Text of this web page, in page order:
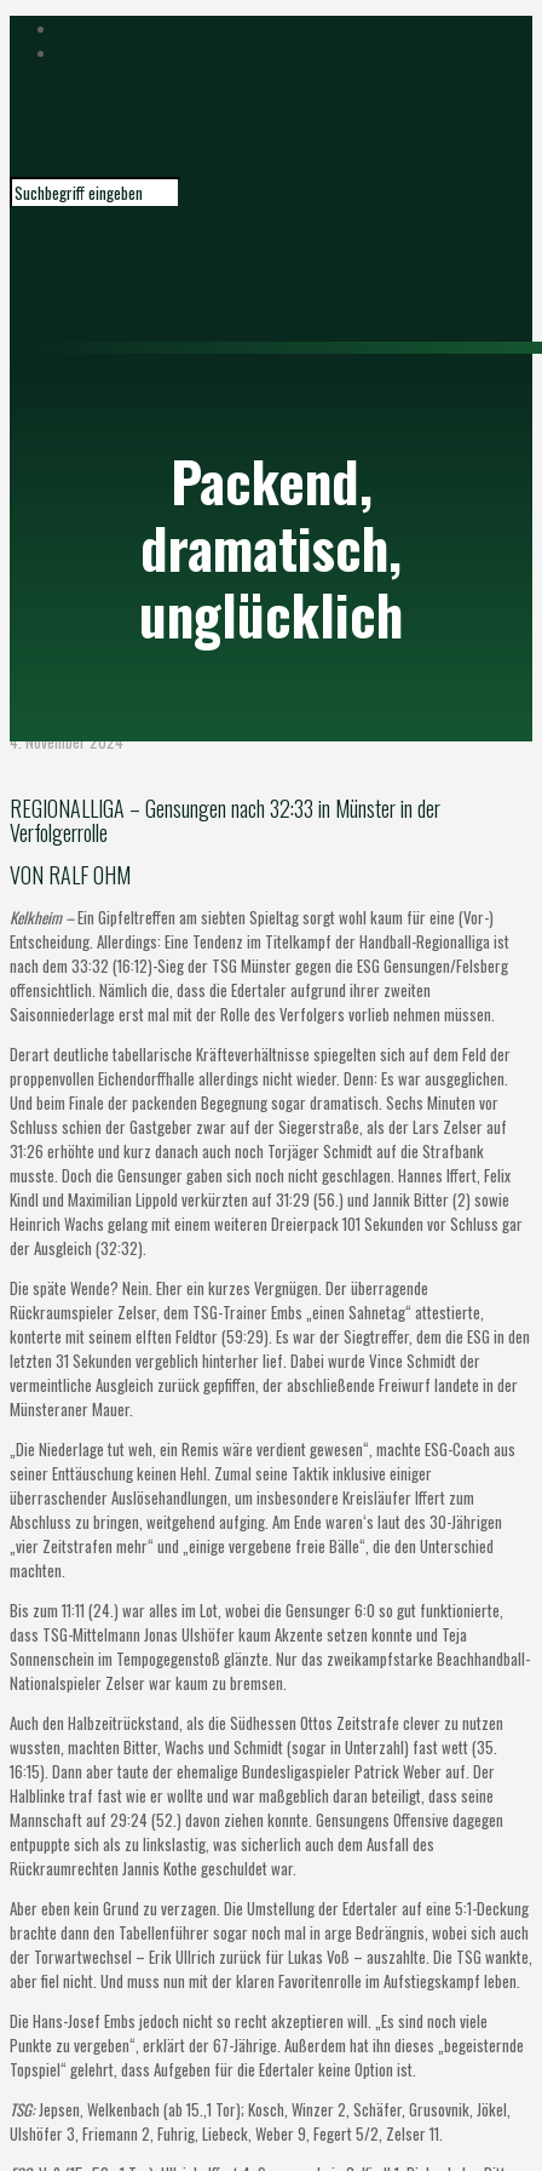
Packend,
dramatisch,
unglücklich
4. November 2024
REGIONALLIGA – Gensungen nach 32:33 in Münster in der
Verfolgerrolle
VON RALF OHM
Kelkheim –Ein Gipfeltreffen am siebten Spieltag sorgt wohl kaum für eine (Vor-)
Entscheidung. Allerdings: Eine Tendenz im Titelkampf der Handball-Regionalliga ist
nach dem 33:32 (16:12)-Sieg der TSG Münster gegen die ESG Gensungen/Felsberg
offensichtlich. Nämlich die, dass die Edertaler aufgrund ihrer zweiten
Saisonniederlage erst mal mit der Rolle des Verfolgers vorlieb nehmen müssen.
Derart deutliche tabellarische Kräfteverhältnisse spiegelten sich auf dem Feld der
proppenvollen Eichendorffhalle allerdings nicht wieder. Denn: Es war ausgeglichen.
Und beim Finale der packenden Begegnung sogar dramatisch. Sechs Minuten vor
Schluss schien der Gastgeber zwar auf der Siegerstraße, als der Lars Zelser auf
31:26 erhöhte und kurz danach auch noch Torjäger Schmidt auf die Strafbank
musste. Doch die Gensunger gaben sich noch nicht geschlagen. Hannes Iffert, Felix
Kindl und Maximilian Lippold verkürzten auf 31:29 (56.) und Jannik Bitter (2) sowie
Heinrich Wachs gelang mit einem weiteren Dreierpack 101 Sekunden vor Schluss gar
der Ausgleich (32:32).
Die späte Wende? Nein. Eher ein kurzes Vergnügen. Der überragende
Rückraumspieler Zelser, dem TSG-Trainer Embs „einen Sahnetag“ attestierte,
konterte mit seinem elften Feldtor (59:29). Es war der Siegtreffer, dem die ESG in den
letzten 31 Sekunden vergeblich hinterher lief. Dabei wurde Vince Schmidt der
vermeintliche Ausgleich zurück gepfiffen, der abschließende Freiwurf landete in der
Münsteraner Mauer.
„Die Niederlage tut weh, ein Remis wäre verdient gewesen“, machte ESG-Coach aus
seiner Enttäuschung keinen Hehl. Zumal seine Taktik inklusive einiger
überraschender Auslösehandlungen, um insbesondere Kreisläufer Iffert zum
Abschluss zu bringen, weitgehend aufging. Am Ende waren‘s laut des 30-Jährigen
„vier Zeitstrafen mehr“ und „einige vergebene freie Bälle“, die den Unterschied
machten.
Bis zum 11:11 (24.) war alles im Lot, wobei die Gensunger 6:0 so gut funktionierte,
dass TSG-Mittelmann Jonas Ulshöfer kaum Akzente setzen konnte und Teja
Sonnenschein im Tempogegenstoß glänzte. Nur das zweikampfstarke Beachhandball-
Nationalspieler Zelser war kaum zu bremsen.
Auch den Halbzeitrückstand, als die Südhessen Ottos Zeitstrafe clever zu nutzen
wussten, machten Bitter, Wachs und Schmidt (sogar in Unterzahl) fast wett (35.
16:15). Dann aber taute der ehemalige Bundesligaspieler Patrick Weber auf. Der
Halblinke traf fast wie er wollte und war maßgeblich daran beteiligt, dass seine
Mannschaft auf 29:24 (52.) davon ziehen konnte. Gensungens Offensive dagegen
entpuppte sich als zu linkslastig, was sicherlich auch dem Ausfall des
Rückraumrechten Jannis Kothe geschuldet war.
Aber eben kein Grund zu verzagen. Die Umstellung der Edertaler auf eine 5:1-Deckung
brachte dann den Tabellenführer sogar noch mal in arge Bedrängnis, wobei sich auch
der Torwartwechsel – Erik Ullrich zurück für Lukas Voß – auszahlte. Die TSG wankte,
aber fiel nicht. Und muss nun mit der klaren Favoritenrolle im Aufstiegskampf leben.
Die Hans-Josef Embs jedoch nicht so recht akzeptieren will. „Es sind noch viele
Punkte zu vergeben“, erklärt der 67-Jährige. Außerdem hat ihn dieses „begeisternde
Topspiel“ gelehrt, dass Aufgeben für die Edertaler keine Option ist.
TSG:Jepsen, Welkenbach (ab 15.,1 Tor); Kosch, Winzer 2, Schäfer, Grusovnik, Jökel,
Ulshöfer 3, Friemann 2, Fuhrig, Liebeck, Weber 9, Fegert 5/2, Zelser 11.